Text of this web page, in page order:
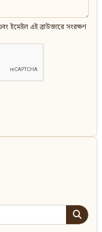
ইমেইল এই ব্রাউজারে সংরক্ষণ